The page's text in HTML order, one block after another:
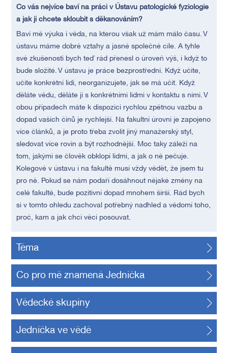
Co vás nejvíce baví na práci v Ústavu patologické fyziologie
a jak ji chcete skloubit s děkanováním?
Baví mě výuka i věda, na kterou však už mám málo času. V
ústavu máme dobré vztahy a jasné společné cíle. A tyhle
své zkušenosti bych teď rád přenesl o úroveň výš, i když to
bude složité. V ústavu je práce bezprostřední. Když učíte,
učíte konkrétní lidi, neorganizujete, jak se má učit. Když
děláte vědu, děláte ji s konkrétními lidmi v kontaktu s nimi. V
obou případech máte k dispozici rychlou zpětnou vazbu a
dopad vašich činů je rychlejší. Na fakultní úrovni je zapojeno
více článků, a je proto třeba zvolit jiný manažerský styl,
sledovat více rovin a být rozhodnější. Moc taky záleží na
tom, jakými se člověk obklopí lidmi, a jak o ně pečuje.
Kolegové v ústavu i na fakultě musí vždy vědět, že jsem tu
pro ně. Pokud se nám podaří dosáhnout nějaké změny na
celé fakultě, bude pozitivní dopad mnohem širší. Rád bych
si v tomto ohledu zachoval potřebný nadhled a vědomí toho,
proč, kam a jak chci věci posouvat.
Téma
Co pro mě znamená Jednička
Vědecké skupiny
Jednička ve vědě